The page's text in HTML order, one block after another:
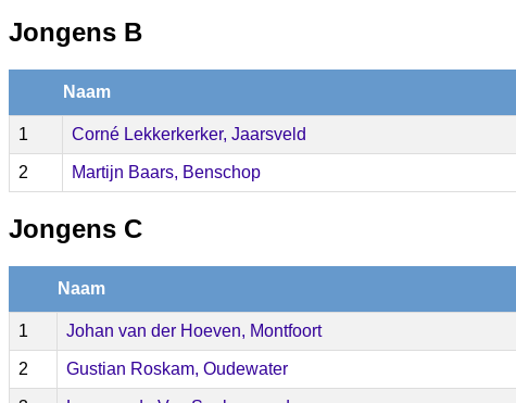
Jongens B
Naam
1 Corné Lekkerkerker, Jaarsveld
2 Martijn Baars, Benschop
Jongens C
Naam
1 Johan van der Hoeven, Montfoort
2 Gustian Roskam, Oudewater